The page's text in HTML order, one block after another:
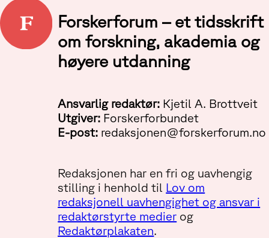
Forskerforum – et tidsskrift
om forskning, akademia og
høyere utdanning
Ansvarlig redaktør: Kjetil A. Brottveit
Utgiver: Forskerforbundet
E-post: redaksjonen@forskerforum.no
Redaksjonen har en fri og uavhengig
stilling i henhold til Lov om
redaksjonell uavhengighet og ansvar i
redaktørstyrte medier og
Redaktørplakaten.